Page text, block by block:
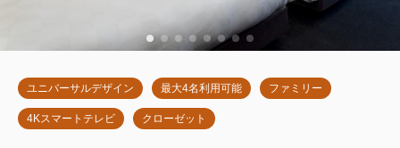
ユニバーサルデザイン 最大4名利用可能 ファミリー
4Kスマートテレビ クローゼット